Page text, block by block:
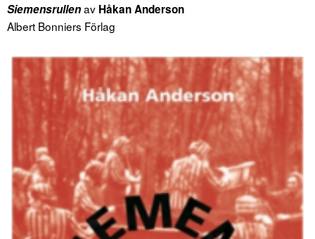
Siemensrullenav Håkan Anderson
Albert Bonniers Förlag